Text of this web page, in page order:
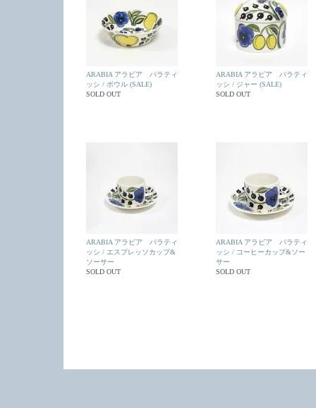
ARABIA アラビア パラティ
ッシ / ボウル (SALE)
SOLD OUT
ARABIA アラビア パラティ
ッシ / ジャー (SALE)
SOLD OUT
ARABIA アラビア パラティ
ッシ / エスプレッソカップ&
ソーサー
SOLD OUT
ARABIA アラビア パラティ
ッシ / コーヒーカップ&ソー
サー
SOLD OUT